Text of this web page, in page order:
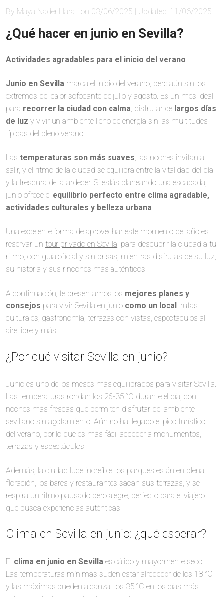
By Maya Nader Harati on 03/06/2025 | Updated: 11/06/2025
¿Qué hacer en junio en Sevilla?
Actividades agradables para el inicio del verano
Junio en Sevilla marca el inicio del verano, pero aún sin los
extremos del calor sofocante de julio y agosto. Es un mes ideal
para recorrer la ciudad con calma , disfrutar de largos días
de luz y vivir un ambiente lleno de energía sin las multitudes
típicas del pleno verano.
Las temperaturas son más suaves , las noches invitan a
salir, y el ritmo de la ciudad se equilibra entre la vitalidad del día
y la frescura del atardecer. Si estás planeando una escapada,
junio ofrece el equilibrio perfecto entre clima agradable,
actividades culturales y belleza urbana
Una excelente forma de aprovechar este momento del año es
reservar un tour privado en Sevilla , para descubrir la ciudad a tu
ritmo, con guía oficial y sin prisas, mientras disfrutas de su luz,
su historia y sus rincones más auténticos.
A continuación, te presentamos los mejores planes y
consejos para vivir Sevilla en junio como un local: rutas
culturales, gastronomía, terrazas con vistas, espectáculos al
aire libre y más.
¿Por qué visitar Sevilla en junio?
Junio es uno de los meses más equilibrados para visitar Sevilla.
Las temperaturas rondan los 25-35 °C durante el día, con
noches más frescas que permiten disfrutar del ambiente
sevillano sin agotamiento. Aún no ha llegado el pico turístico
del verano, por lo que es más fácil acceder a monumentos,
terrazas y espectáculos.
Además, la ciudad luce increíble: los parques están en plena
floración, los bares y restaurantes sacan sus terrazas, y se
respira un ritmo pausado pero alegre, perfecto para el viajero
que busca experiencias auténticas.
Clima en Sevilla en junio: ¿qué esperar?
El clima en junio en Sevilla es cálido y mayormente seco.
Las temperaturas mínimas suelen estar alrededor de los 18 °C
y las máximas pueden alcanzar los 35 °C en los días más